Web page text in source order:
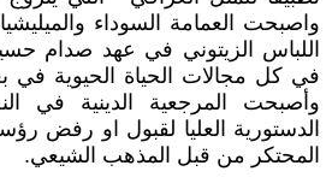
واصبحت العمامة السوداء
اللباس الزيتوني في عهد صدام
في كل مجالات الحياة الحيوية في
وأصبحت المرجعية الدينية في
الدستورية العليا لقبول او رفض
المحتكر من قبل المذهب الشيعي.